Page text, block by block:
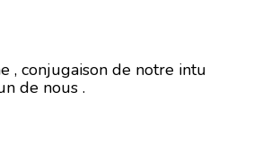
, conjugaison de notre intu
de nous .